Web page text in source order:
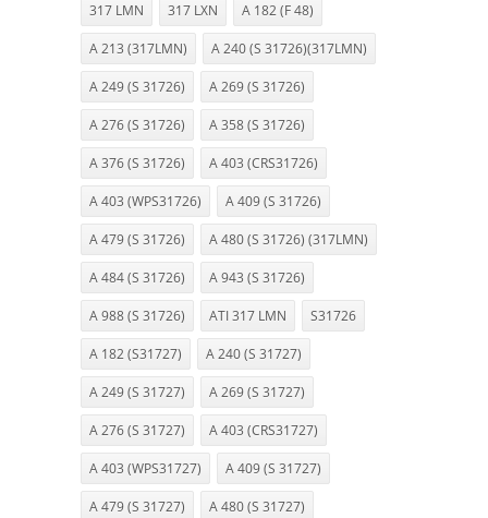
317 LMN 317 LXN A 182 (F 48)
A 213 (317LMN) A 240 (S 31726)(317LMN)
A 249 (S 31726) A 269 (S 31726)
A 276 (S 31726) A 358 (S 31726)
A 376 (S 31726) A 403 (CRS31726)
A 403 (WPS31726) A 409 (S 31726)
A 479 (S 31726) A 480 (S 31726) (317LMN)
A 484 (S 31726) A 943 (S 31726)
A 988 (S 31726) ATI 317 LMN S31726
A 182 (S31727) A 240 (S 31727)
A 249 (S 31727) A 269 (S 31727)
A 276 (S 31727) A 403 (CRS31727)
A 403 (WPS31727) A 409 (S 31727)
A 479 (S 31727) A 480 (S 31727)